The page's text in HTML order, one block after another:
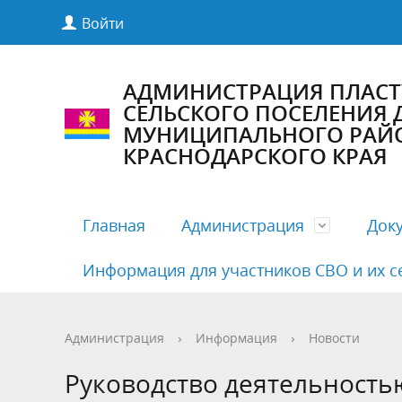
Войти
АДМИНИСТРАЦИЯ
СЕЛЬСКОГО ПОСЕЛЕНИЯ
МУНИЦИПАЛЬНОГО
КРАСНОДАРСКОГО КРАЯ
Главная Администрация
Полномочия, задачи и функции
Антикоррупционная экспертиза
Комиссии Совета
Информация для участников СВО и их
Администрация › Информация › Новости
Руководство